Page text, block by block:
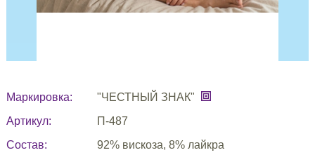
Маркировка:
"ЧЕСТНЫЙ ЗНАК"
Артикул:
П-487
Состав:
92% вискоза, 8% лайкра